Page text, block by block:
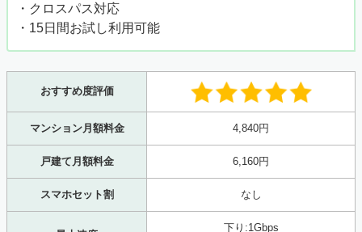
・クロスパス対応
・15日間お試し利用可能
おすすめ度評価
マンション月額料金 4,840円
戸建て月額料金 6,160円
スマホセット割 なし
下り:1Gbps